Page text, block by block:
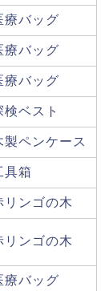
療バッグ
療バッグ
療バッグ
検ベスト
製ペンケース
具箱
リンゴの木
リンゴの木
療バッグ